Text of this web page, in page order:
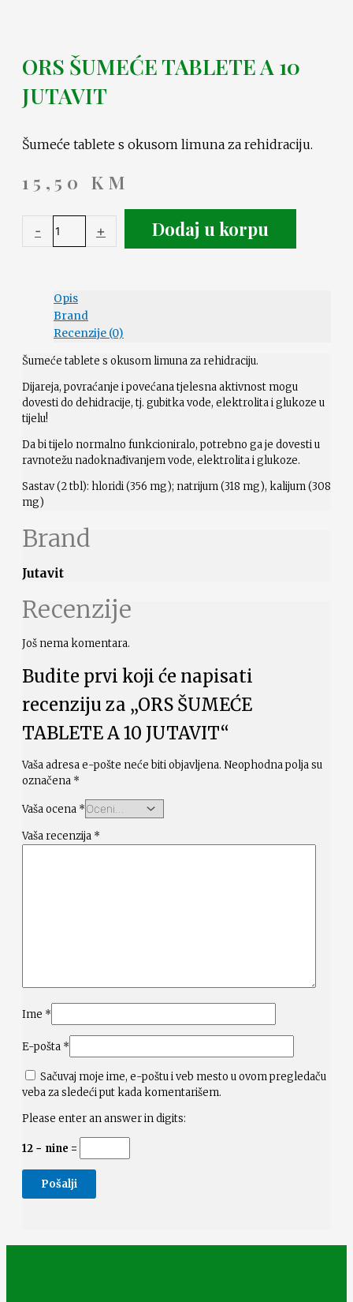
ORS ŠUMEĆE TABLETE A 10
JUTAVIT
Šumeće tablete s okusom limuna za rehidraciju.
15,50 KM
- + Dodaj u korpu
Opis
Brand
Recenzije (0)
Šumeće tablete s okusom limuna za rehidraciju.
Dijareja, povraćanje i povećana tjelesna aktivnost mogu
dovesti do dehidracije, tj. gubitka vode, elektrolita i glukoze u
tijelu!
Da bi tijelo normalno funkcioniralo, potrebno ga je dovesti u
ravnotežu nadoknađivanjem vode, elektrolita i glukoze.
Sastav (2 tbl): hloridi (356 mg); natrijum (318 mg), kalijum (308
mg)
Brand
Jutavit
Recenzije
Još nema komentara.
Budite prvi koji će napisati
recenziju za „ORS ŠUMEĆE
TABLETE A 10 JUTAVIT“
Vaša adresa e-pošte neće biti objavljena. Neophodna polja su
označena *
Vaša ocena *
Vaša recenzija *
Ime *
E-pošta *
Sačuvaj moje ime, e-poštu i veb mesto u ovom pregledaču
veba za sledeći put kada komentarišem.
Please enter an answer in digits:
12 − nine =